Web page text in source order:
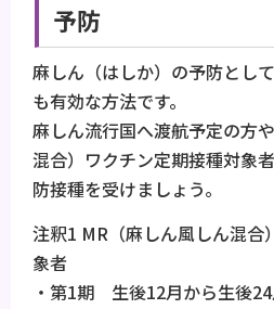
予防
麻しん（はしか）の予防とし
も有効な方法です。
麻しん流行国へ渡航予定の方
混合）ワクチン定期接種対象
防接種を受けましょう。
注釈1 MR（麻しん風しん混合
象者
・第1期 生後12月から生後